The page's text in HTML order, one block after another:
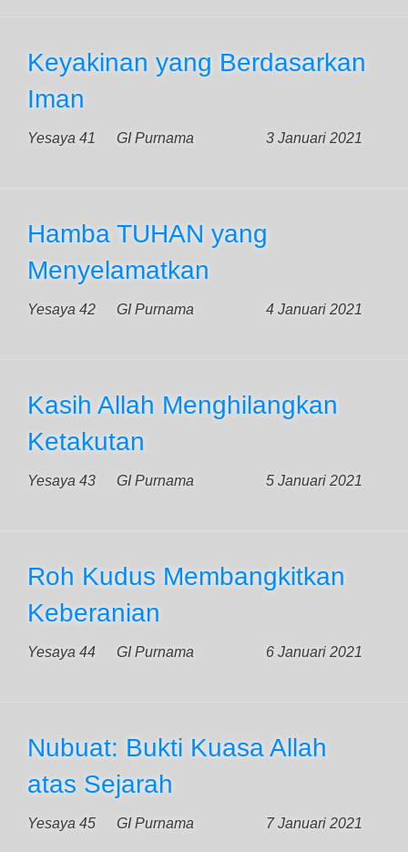
Keyakinan yang Berdasarkan
Iman
Yesaya 41 3 Januari 2021
GI Purnama
Hamba TUHAN yang
Menyelamatkan
Yesaya 42 4 Januari 2021
GI Purnama
Kasih Allah Menghilangkan
Ketakutan
Yesaya 43 5 Januari 2021
GI Purnama
Roh Kudus Membangkitkan
Keberanian
Yesaya 44 6 Januari 2021
GI Purnama
Nubuat: Bukti Kuasa Allah
atas Sejarah
Yesaya 45 7 Januari 2021
GI Purnama